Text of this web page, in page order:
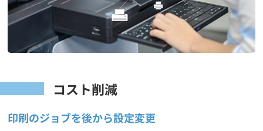
コスト削減
印刷のジョブを後から設定変更